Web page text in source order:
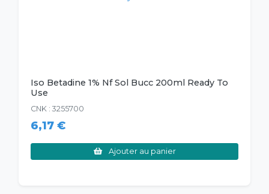
Iso Betadine 1% Nf Sol Bucc 200ml Ready To
Use
CNK : 3255700
6,17 €
Ajouter au panier